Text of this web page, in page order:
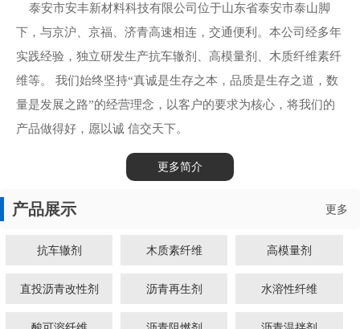
泰安市安丰新材料科技有限公司位于山东省泰安市泰山脚
下，与京沪、京福、济青高速相连，交通便利。本公司经多年
实践经验，独立研发生产抗车辙剂、高模量剂、木质纤维素纤
维等。 我们始终坚持“真诚是生存之本，品质是生存之道，数
量是发展之路”的经营理念，以客户的要求为核心，将我们的
产品做得好，愿以诚 信交天下。
更多简介
产品展示 更多
抗车辙剂 木质素纤维 高模量剂
直投沥青改性剂 沥青再生剂 水溶性纤维